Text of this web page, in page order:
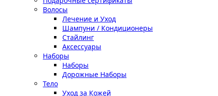
Волосы
Лечение и Уход
Шампуни / Кондиционеры
Стайлинг
Аксессуары
Наборы
Наборы
Дорожные Наборы
Тело
Уход за Кожей